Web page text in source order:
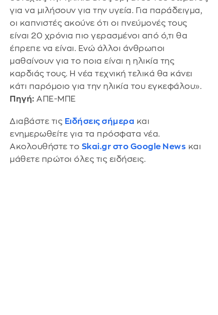
για να μιλήσουν για την υγεία. Για παράδειγμα,
οι καπνιστές ακούνε ότι οι πνεύμονές τους
είναι 20 χρόνια πιο γερασμένοι από ό,τι θα
έπρεπε να είναι. Ενώ άλλοι άνθρωποι
μαθαίνουν για το ποια είναι η ηλικία της
καρδιάς τους. Η νέα τεχνική τελικά θα κάνει
κάτι παρόμοιο για την ηλικία του εγκεφάλου».
Πηγή: ΑΠΕ-ΜΠΕ
Διαβάστε τις Ειδήσεις σήμερα και
ενημερωθείτε για τα πρόσφατα νέα.
Ακολουθήστε το Skai.gr στο Google News και
μάθετε πρώτοι όλες τις ειδήσεις.